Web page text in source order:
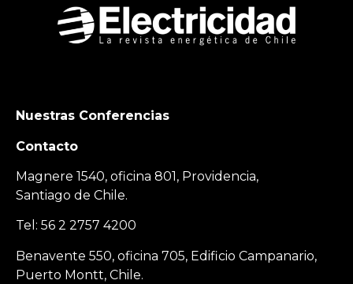
Nuestras Conferencias
Contacto
Magnere 1540, oficina 801, Providencia,
Santiago de Chile.
Tel: 56 2 2757 4200
Benavente 550, oficina 705, Edificio Campanario,
Puerto Montt, Chile.